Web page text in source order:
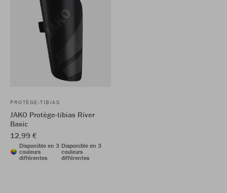
PROTÈGE-TIBIAS
JAKO Protège-tibias River
Basic
12,99 €
Disponible en 3
couleurs
différentes
Disponible en 3
couleurs
différentes